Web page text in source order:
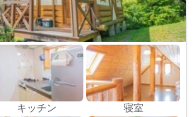
キッチン 寝室